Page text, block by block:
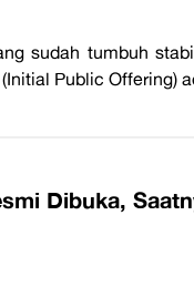
sudah tumbuh
Public Offering)
Dibuka,